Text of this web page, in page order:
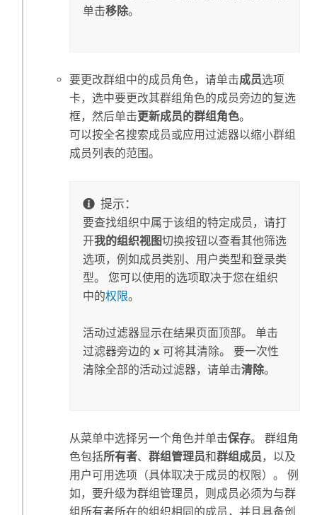
单击移除。
要更改群组中的成员角色，请单击成员选项
卡，选中要更改其群组角色的成员旁边的复选
框，然后单击更新成员的群组角色。
可以按全名搜索成员或应用过滤器以缩小群组
成员列表的范围。
提示：
要查找组织中属于该组的特定成员，请打
开我的组织视图切换按钮以查看其他筛选
选项，例如成员类别、用户类型和登录类
型。 您可以使用的选项取决于您在组织
中的权限。
活动过滤器显示在结果页面顶部。 单击
过滤器旁边的 x可将其清除。 要一次性
清除全部的活动过滤器，请单击清除。
从菜单中选择另一个角色并单击保存。 群组角
色包括所有者、群组管理员和群组成员，以及
用户可用选项（具体取决于成员的权限）。 例
如，要升级为群组管理员，则成员必须为与群
组所有者所在的组织相同的成员，并且具备创